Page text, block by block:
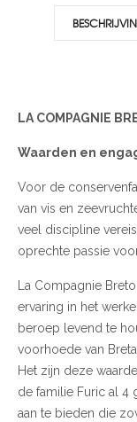
LA COMPAGNIE
Waarden en
Voor de
van vis en
veel discipline
oprechte passie
La Compagnie
ervaring in het
beroep levend te
voorhoede van
Het zijn deze
de familie Furic al 4
aan te bieden die